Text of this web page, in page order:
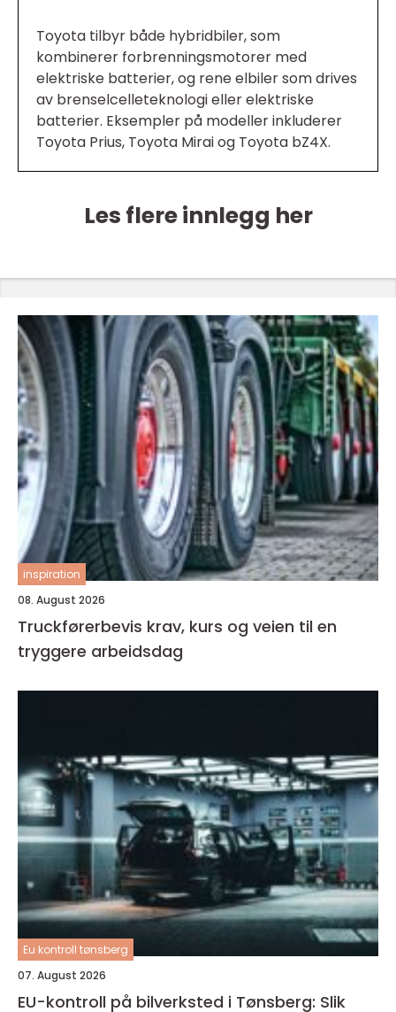
Toyota tilbyr både hybridbiler, som
kombinerer forbrenningsmotorer med
elektriske batterier, og rene elbiler som drives
av brenselcelleteknologi eller elektriske
batterier. Eksempler på modeller inkluderer
Toyota Prius, Toyota Mirai og Toyota bZ4X.
Les flere innlegg her
inspiration
08. August 2026
Truckførerbevis krav, kurs og veien til en
tryggere arbeidsdag
Eu kontroll tønsberg
07. August 2026
EU-kontroll på bilverksted i Tønsberg: Slik